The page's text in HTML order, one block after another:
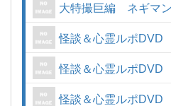
大特撮巨編 ネギマン
怪談＆心霊ルポ
怪談＆心霊ルポ
怪談＆心霊ルポ